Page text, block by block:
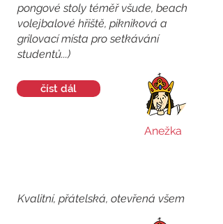
pongové stoly téměř všude, beach
volejbalové hřiště, pikniková a
grilovací místa pro setkávání
studentů...)
číst dál
Anežka
Kvalitní, přátelská, otevřená všem